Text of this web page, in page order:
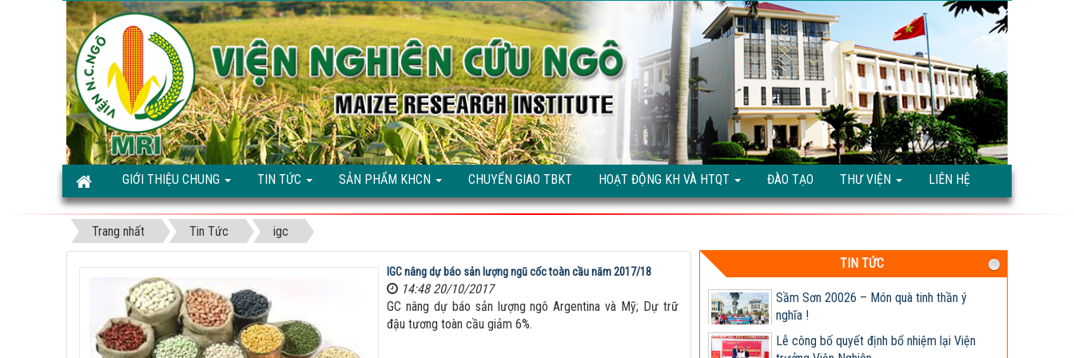
GIỚI THIỆU CHUNG TIN TỨC SẢN PHẨM KHCN CHUYỂN GIAO TBKT HOẠT ĐỘNG KH VÀ HTQT ĐÀO TẠO THƯ VIỆN LIÊN HỆ
Trang nhất Tin Tức igc
IGC nâng dự báo sản lượng ngũ cốc toàn cầu năm 2017/18
14:48 20/10/2017
GC nâng dự báo sản lượng ngô Argentina và Mỹ; Dự trữ
đậu tương toàn cầu giảm 6%.
TIN TỨC
Giống ngô TM181: Lấy hạt rất tốt, lấy sinh
khối cũng hay!
Khi nào chấm dứt chi hàng tỷ đô nhập khẩu
ngô?
HỘI THẢO KHOA HỌC “TỔNG KẾT CÔNG
TÁC NGHIÊN CỨU KHOA HỌC VÀ...
Giúp nông dân sản xuất ngô sinh khối theo
Thông báo tuyển dụng 2022
Sầm Sơn 20026 – Món quà tinh thần ý
nghĩa !
Lễ công bố quyết định bổ nhiệm lại Viện